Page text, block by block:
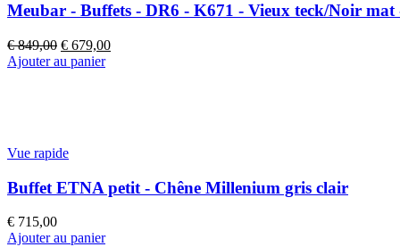
Meubar - Buffets - DR6 - K671 - Vieux teck/Noir mat
€849,00 Le
prix
€ 679,00Le
Ajouter au panier
Vue rapide
Buffet ETNA petit - Chêne Millenium gris clair
€ 715,00
Ajouter au panier